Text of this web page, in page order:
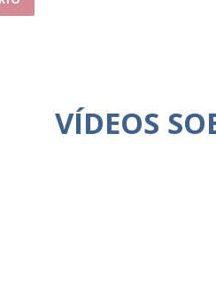
VÍDEOS